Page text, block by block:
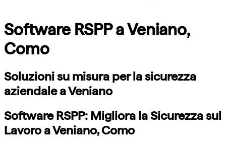
Software RSPP a Veniano,
Como
Soluzioni su misura per la sicurezza
aziendale a Veniano
Software RSPP: Migliora la Sicurezza sul
Lavoro a Veniano, Como